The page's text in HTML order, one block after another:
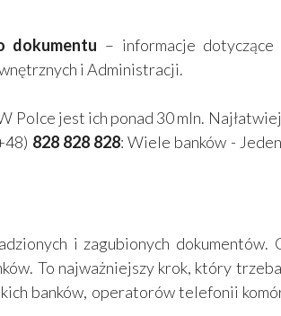
dokumentu – informacje dotyczące
i Administracji.
Polce jest ich ponad 30 mln.
828 828 828: Wiele banków -
i zagubionych dokumentów.
To najważniejszy krok, który
banków, operatorów telefonii